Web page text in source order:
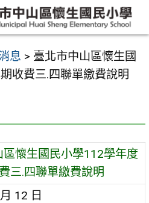
息 > 臺北市中山區懷生國
收費三.四聯單繳費說明
區懷生國民小學112學年度
三.四聯單繳費說明
12 日